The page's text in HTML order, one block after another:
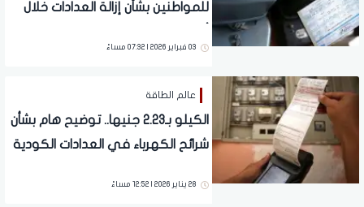
للمواطنين بشأن إزالة العدادات خلال
03 فبراير 2026 | 07:32 مساءً
عالم الطاقة
الكيلو بـ2.23 جنيها.. توضيح هام بشأن
شرائح الكهرباء في العدادات الكودية
28 يناير 2026 | 12:52 مساءً